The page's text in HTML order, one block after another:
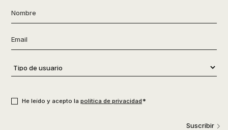
Nombre
Email
Tipo
de
He leído y acepto la política de privacidad*
Suscribir